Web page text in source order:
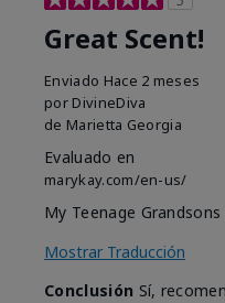
Great Scent!
Enviado Hace 2 meses
por DivineDiva
de Marietta Georgia
Evaluado en
marykay.com/en-us/
My Teenage
Mostrar Traducción
Conclusión Sí,